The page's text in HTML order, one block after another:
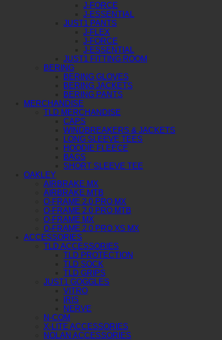
J-FORCE
J-ESSENTIAL
JUST1 PANTS
J-FLEX
J-FORCE
J-ESSENTIAL
JUST1 FITTING ROOM
BERING
BERING GLOVES
BERING JACKETS
BERING PANTS
MERCHANDISE
TLD MERCHANDISE
CAPS
WINDBREAKERS & JACKETS
LONG SLEEVE TEES
HOODIE FLEECE
BAGS
SHORT SLEEVE TEE
OAKLEY
AIRBRAKE MX
AIRBRAKE MTB
O-FRAME 2.0 PRO MX
O-FRAME 2.0 PRO MTB
O-FRAME MX
O-FRAME 2.0 PRO XS MX
ACCESSORIES
TLD ACCESSORIES
TLD PROTECTION
TLD SOCK
TLD GRIPS
JUST1 GOGGLES
VITRO
IRIS
NERVE
N-COM
X-LITE ACCESSORIES
NOLAN ACCESSORIES